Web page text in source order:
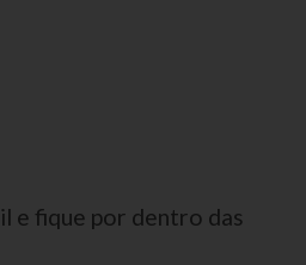
e fique por dentro das